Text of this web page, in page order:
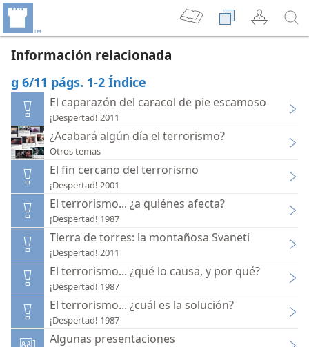
Información relacionada
g 6/11 págs. 1-2 Índice
El caparazón del caracol de pie escamoso
¡Despertad! 2011
¿Acabará algún día el terrorismo?
Otros temas
El fin cercano del terrorismo
¡Despertad! 2001
El terrorismo... ¿a quiénes afecta?
¡Despertad! 1987
Tierra de torres: la montañosa Svaneti
¡Despertad! 2011
El terrorismo... ¿qué lo causa, y por qué?
¡Despertad! 1987
El terrorismo... ¿cuál es la solución?
¡Despertad! 1987
Algunas presentaciones